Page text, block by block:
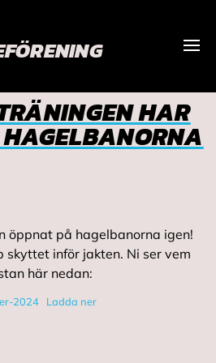
HAR
öppnat på hagelbanorna igen!
skyttet inför jakten. Ni ser vem
här nedan:
2024 Ladda ner